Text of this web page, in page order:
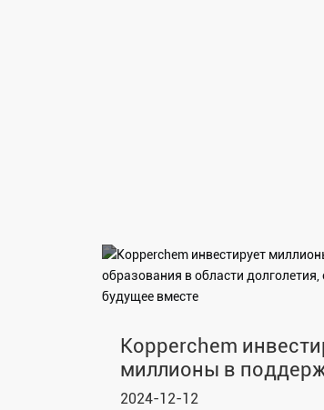
Kopperchem
миллионы в
образования в
2024-12-12